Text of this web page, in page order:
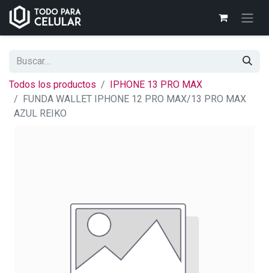
Todos los productos
IPHONE 13 PRO MAX
FUNDA WALLET IPHONE 12 PRO MAX/13 PRO MAX
AZUL REIKO